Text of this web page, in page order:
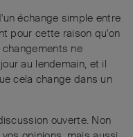
échange simple entre
pour cette raison qu'on
ne
au lendemain, et il
cela change dans un
ouverte. Non